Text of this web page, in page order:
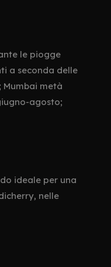
le piogge
a seconda delle
metà
agosto;
ideale per una
nelle